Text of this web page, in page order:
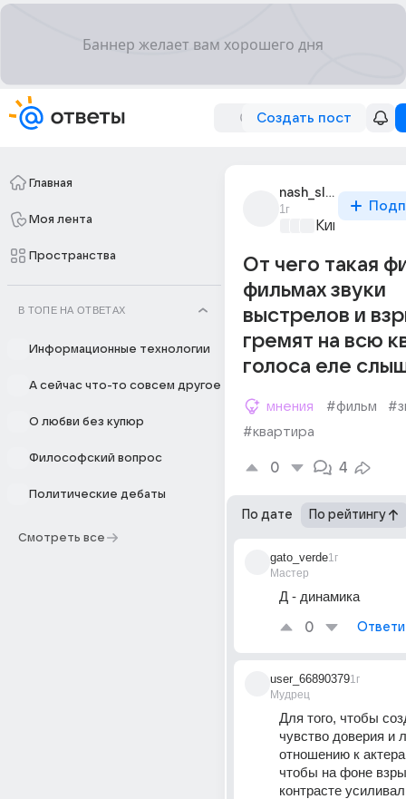
Создать пост
Главная
Моя лента
Пространства
В ТОПЕ НА ОТВЕТАХ
Информационные технологии
А сейчас что-то совсем другое
О любви без купюр
Философский вопрос
Политические дебаты
Смотреть все
nash_sloniara_1
1г
Киномания
От чего такая
фильмах звуки
выстрелов и
гремят на всю
голоса еле
мнения #фильм
#квартира
0 4
По дате По рейтингу
gato_verde
Мастер
1г
Д - динамика
0
user_66890379
Мудрец
1г
Для того, чтобы
чувство доверия и
отношению к
чтобы на фоне
контрасте